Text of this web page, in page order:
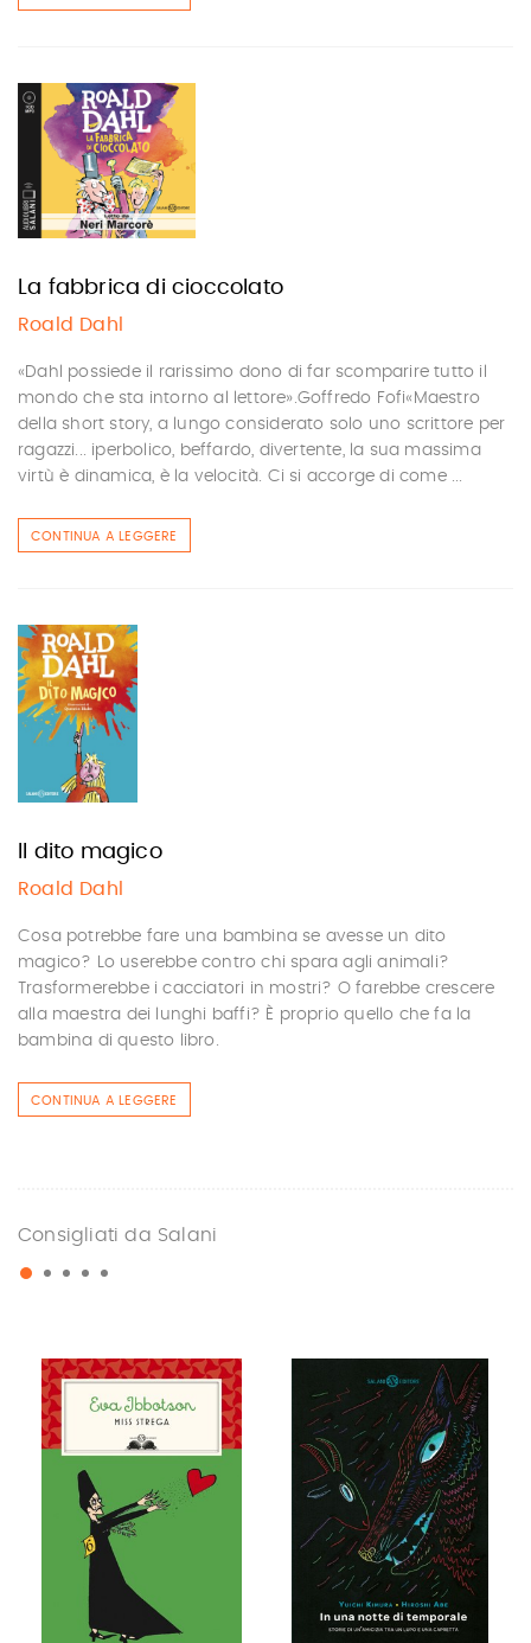
La fabbrica di cioccolato
Roald Dahl
«Dahl possiede il rarissimo dono di far scomparire tutto il
mondo che sta intorno al lettore».Goffredo Fofi«Maestro
della short story, a lungo considerato solo uno scrittore per
ragazzi... iperbolico, beffardo, divertente, la sua massima
virtù è dinamica, è la velocità. Ci si accorge di come ...
CONTINUA A LEGGERE
Il dito magico
Roald Dahl
Cosa potrebbe fare una bambina se avesse un dito
magico? Lo userebbe contro chi spara agli animali?
Trasformerebbe i cacciatori in mostri? O farebbe crescere
alla maestra dei lunghi baffi? È proprio quello che fa la
bambina di questo libro.
CONTINUA A LEGGERE
Consigliati da Salani